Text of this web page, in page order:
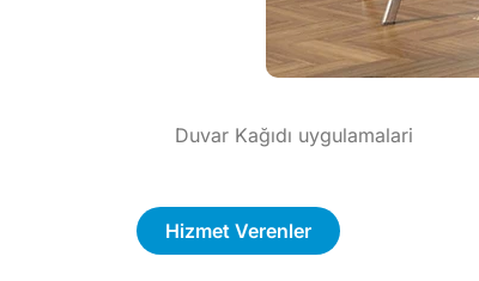
Duvar Kağıdı uygulamalari
Hizmet Verenler